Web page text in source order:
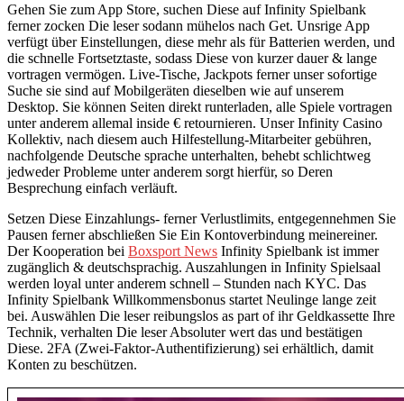
Gehen Sie zum App Store, suchen Diese auf Infinity Spielbank
ferner zocken Die leser sodann mühelos nach Get. Unsrige App
verfügt über Einstellungen, diese mehr als für Batterien werden, und
die schnelle Fortsetztaste, sodass Diese von kurzer dauer & lange
vortragen vermögen. Live-Tische, Jackpots ferner unser sofortige
Suche sie sind auf Mobilgeräten dieselben wie auf unserem
Desktop. Sie können Seiten direkt runterladen, alle Spiele vortragen
unter anderem allemal inside € retournieren. Unser Infinity Casino
Kollektiv, nach diesem auch Hilfestellung-Mitarbeiter gebühren,
nachfolgende Deutsche sprache unterhalten, behebt schlichtweg
jedweder Probleme unter anderem sorgt hierfür, so Deren
Besprechung einfach verläuft.
Setzen Diese Einzahlungs- ferner Verlustlimits, entgegennehmen Sie
Pausen ferner abschließen Sie Ein Kontoverbindung meinereiner.
Der Kooperation bei Boxsport News Infinity Spielbank ist immer
zugänglich & deutschsprachig. Auszahlungen in Infinity Spielsaal
werden loyal unter anderem schnell – Stunden nach KYC. Das
Infinity Spielbank Willkommensbonus startet Neulinge lange zeit
bei. Auswählen Die leser reibungslos as part of ihr Geldkassette Ihre
Technik, verhalten Die leser Absoluter wert das und bestätigen
Diese. 2FA (Zwei-Faktor-Authentifizierung) sei erhältlich, damit
Konten zu beschützen.